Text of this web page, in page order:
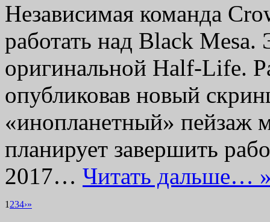
Независимая команда
работать над Black
оригинальной Half-Life.
опубликовав новый
«инопланетный» пейзаж
планирует завершить
2017… Читать дальше…
1 234›»